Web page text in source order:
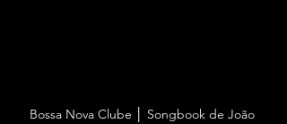
Bossa Nova Clube │ Songbook de João